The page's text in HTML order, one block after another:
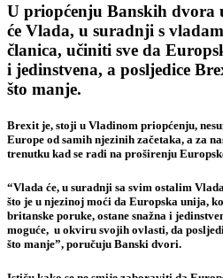
U priopćenju Banskih dvora
će Vlada, u suradnji s
članica, učiniti sve da
i jedinstvena, a posljedice
što manje.
Brexit je, stoji u Vladinom priopćenju,
Europe od samih njezinih začetaka, a za
trenutku kad se radi na proširenju
“Vlada će, u suradnji sa svim ostalim
što je u njezinoj moći da Europska unija,
britanske poruke, ostane snažna i
moguće, u okviru svojih ovlasti, da
što manje”, poručuju Banski dvori.